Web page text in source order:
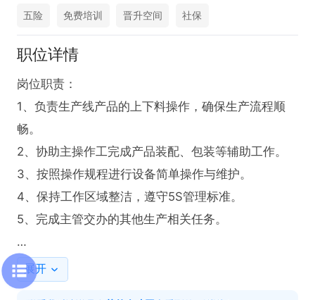
五险 免费培训 晋升空间 社保
职位详情
岗位职责：
1、负责生产线产品的上下料操作，确保生产流程顺
畅。
2、协助主操作工完成产品装配、包装等辅助工作。
3、按照操作规程进行设备简单操作与维护。
4、保持工作区域整洁，遵守5S管理标准。
5、完成主管交办的其他生产相关任务。
岗位要求：
1、25-50周岁，身体健康。
展开